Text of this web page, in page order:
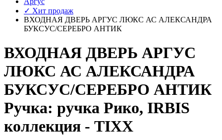
✓ Хит продаж
ВХОДНАЯ ДВЕРЬ АРГУС ЛЮКС АС АЛЕКСАНДРА
БУКСУС/СЕРЕБРО АНТИК
ВХОДНАЯ ДВЕРЬ АРГУС
ЛЮКС АС АЛЕКСАНДРА
БУКСУС/СЕРЕБРО АНТИК
Ручка: ручка Рико, IRBIS
коллекция - TIXX